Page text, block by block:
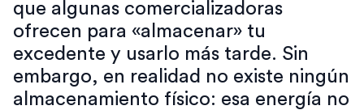
que algunas comercializadoras
ofrecen para «almacenar» tu
excedente y usarlo más tarde. Sin
embargo, en realidad no existe ningún
almacenamiento físico: esa energía no